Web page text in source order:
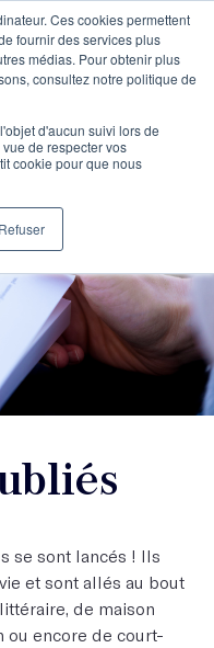
Ces cookies permettent
fournir des services plus
médias. Pour obtenir plus
consultez notre politique de
d'aucun suivi lors de
de respecter vos
cookie pour que nous
Refuser
se sont lancés ! Ils
et sont allés au bout
de maison
ou encore de court-